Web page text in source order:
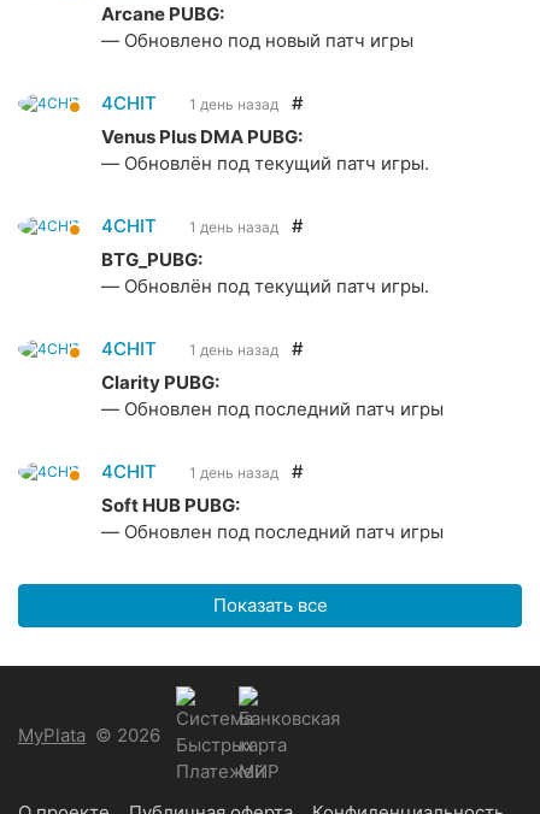
Arcane PUBG:
— Обновлено под новый патч игры
4CHIT 1 день назад
#
Venus Plus DMA PUBG:
— Обновлён под текущий патч игры.
4CHIT 1 день назад
#
BTG_PUBG:
— Обновлён под текущий патч игры.
4CHIT 1 день назад
#
Clarity PUBG:
— Обновлен под последний патч игры
4CHIT 1 день назад
#
Soft HUB PUBG:
— Обновлен под последний патч игры
Показать все
MyPlata © 2026